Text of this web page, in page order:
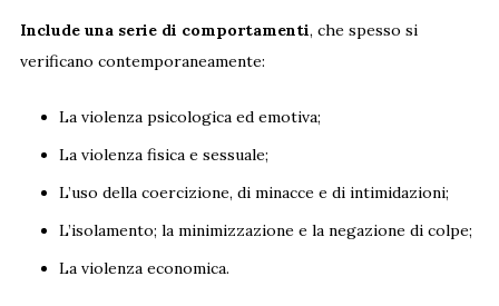
Include una serie di comportamenti, che spesso si
verificano contemporaneamente:
La violenza psicologica ed emotiva;
La violenza fisica e sessuale;
L’uso della coercizione, di minacce e di intimidazioni;
L’isolamento; la minimizzazione e la negazione di colpe;
La violenza economica.